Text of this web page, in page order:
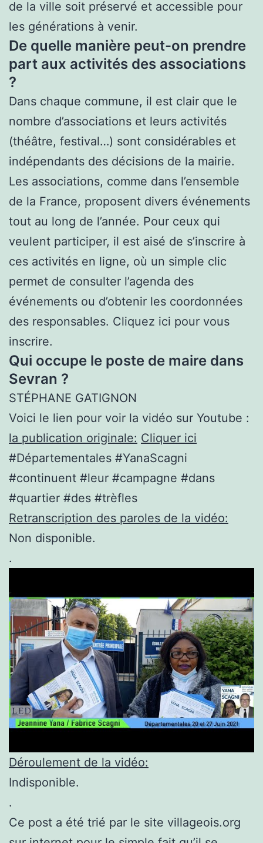
de la ville soit préservé et accessible pour
les générations à venir.
De quelle manière peut-on prendre
part aux activités des associations
?
Dans chaque commune, il est clair que le
nombre d’associations et leurs activités
(théâtre, festival…) sont considérables et
indépendants des décisions de la mairie.
Les associations, comme dans l’ensemble
de la France, proposent divers événements
tout au long de l’année. Pour ceux qui
veulent participer, il est aisé de s’inscrire à
ces activités en ligne, où un simple clic
permet de consulter l’agenda des
événements ou d’obtenir les coordonnées
des responsables. Cliquez ici pour vous
inscrire.
Qui occupe le poste de maire dans
Sevran ?
STÉPHANE GATIGNON
Voici le lien pour voir la vidéo sur Youtube :
la publication originale: Cliquer ici
#Départementales #YanaScagni
#continuent #leur #campagne #dans
#quartier #des #trèfles
Retranscription des paroles de la vidéo:
Non disponible.
.
Déroulement de la vidéo:
Indisponible.
.
Ce post a été trié par le site villageois.org